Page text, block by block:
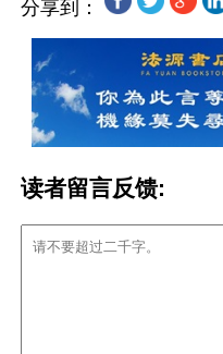
分享到：
读者留言反馈: